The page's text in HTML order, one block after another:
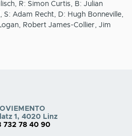
R: Simon Curtis, B: Julian
S: Adam Recht, D: Hugh Bonneville,
Robert James-Collier, Jim
1, 4020 Linz
732 78 40 90